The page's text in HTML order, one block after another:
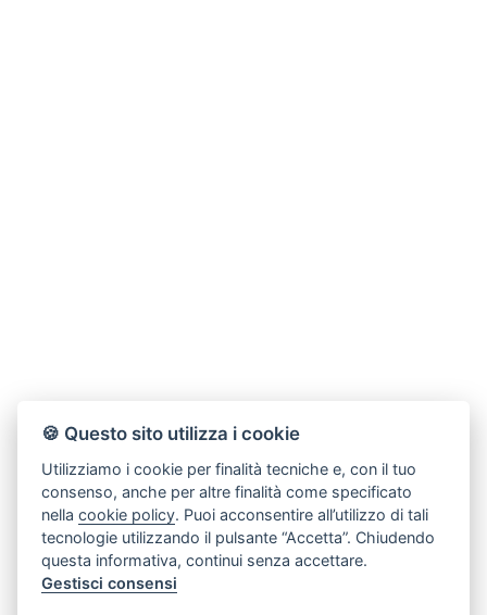
🍪 Questo sito utilizza i cookie
Utilizziamo i cookie per finalità tecniche e, con il tuo
consenso, anche per altre finalità come specificato
nellacookie policy. Puoi acconsentire all’utilizzo di tali
tecnologie utilizzando il pulsante “Accetta”. Chiudendo
questa informativa, continui senza accettare.
Gestisci consensi